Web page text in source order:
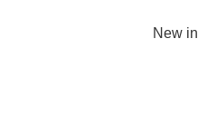
New in